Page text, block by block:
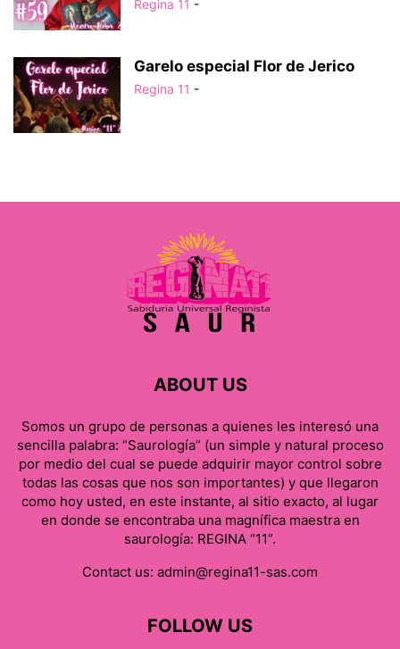
Regina 11 -
Garelo especial Flor de Jerico
Regina 11 -
ABOUT US
Somos un grupo de personas a quienes les interesó una
sencilla palabra: “Saurología” (un simple y natural proceso
por medio del cual se puede adquirir mayor control sobre
todas las cosas que nos son importantes) y que llegaron
como hoy usted, en este instante, al sitio exacto, al lugar
en donde se encontraba una magnífica maestra en
saurología: REGINA “11”.
Contact us: admin@regina11-sas.com
FOLLOW US